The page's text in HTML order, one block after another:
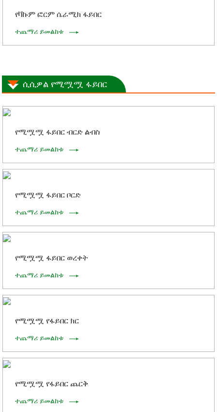
የቫኩም ፎርም ሴራሚክ ፋይበር
ተጨማሪ ይመልከቱ
ሲሲዎል የሚሟሟ ፋይበር
የሚሟሟ ፋይበር ብርድ ልብስ
ተጨማሪ ይመልከቱ
የሚሟሟ ፋይበር ቦርድ
ተጨማሪ ይመልከቱ
የሚሟሟ ፋይበር ወረቀት
ተጨማሪ ይመልከቱ
የሚሟሟ የፋይበር ክር
ተጨማሪ ይመልከቱ
የሚሟሟ የፋይበር ጨርቅ
ተጨማሪ ይመልከቱ